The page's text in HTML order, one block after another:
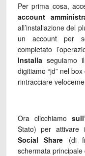
Per prima cosa,
account
all’installazione del
un account per
completato
Installa seguiamo
digitiamo “jd” nel
rintracciare
Ora clicchiamo
Stato) per attivare
Social Share (di
schermata principale